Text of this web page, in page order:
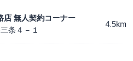
店 無人契約コーナー
条４－１
4.5km